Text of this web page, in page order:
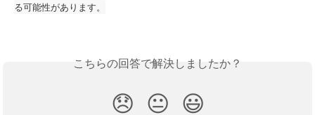
る可能性があります。
こちらの回答で解決しましたか？
😞 😐 😃